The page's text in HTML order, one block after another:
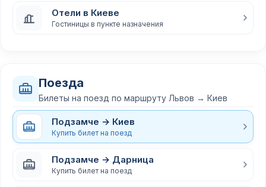
Отели в Киеве
Гостиницы в пункте назначения
Поезда
Билеты на поезд по маршруту Львов → Киев
Подзамче → Киев
Купить билет на поезд
Подзамче → Дарница
Купить билет на поезд